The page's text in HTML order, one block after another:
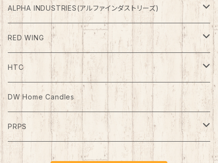
Fleese(フリース)
Shorts(ショーツ)
ETC Pants
Outer(アウター)
ALPHA INDUSTRIES(アルファインダストリーズ)
Outer(アウター)
RED WING
Boots
ケア用品
HTC
Belt（ベルト）
DW Home Candles
PRPS
Denim Pants